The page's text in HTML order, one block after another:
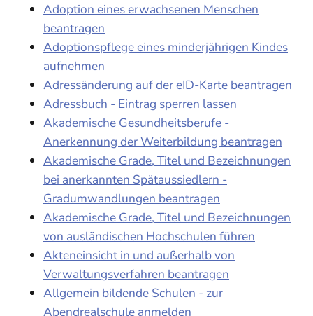
Adoption eines erwachsenen Menschen
beantragen
Adoptionspflege eines minderjährigen Kindes
aufnehmen
Adressänderung auf der eID-Karte beantragen
Adressbuch - Eintrag sperren lassen
Akademische Gesundheitsberufe -
Anerkennung der Weiterbildung beantragen
Akademische Grade, Titel und Bezeichnungen
bei anerkannten Spätaussiedlern -
Gradumwandlungen beantragen
Akademische Grade, Titel und Bezeichnungen
von ausländischen Hochschulen führen
Akteneinsicht in und außerhalb von
Verwaltungsverfahren beantragen
Allgemein bildende Schulen - zur
Abendrealschule anmelden